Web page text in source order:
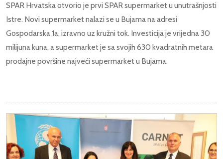
SPAR Hrvatska otvorio je prvi SPAR supermarket u unutrašnjosti
Istre. Novi supermarket nalazi se u Bujama na adresi
Gospodarska 1a, izravno uz kružni tok. Investicija je vrijedna 30
milijuna kuna, a supermarket je sa svojih 630 kvadratnih metara
prodajne površine najveći supermarket u Bujama.